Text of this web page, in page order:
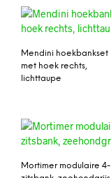
Mendini hoekbankset
met hoek rechts,
lichttaupe
Mortimer modulaire 4-